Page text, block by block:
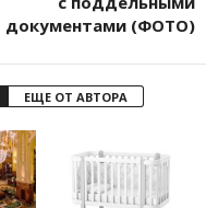
документами (ФОТО)
ЕЩЕ ОТ АВТОРА